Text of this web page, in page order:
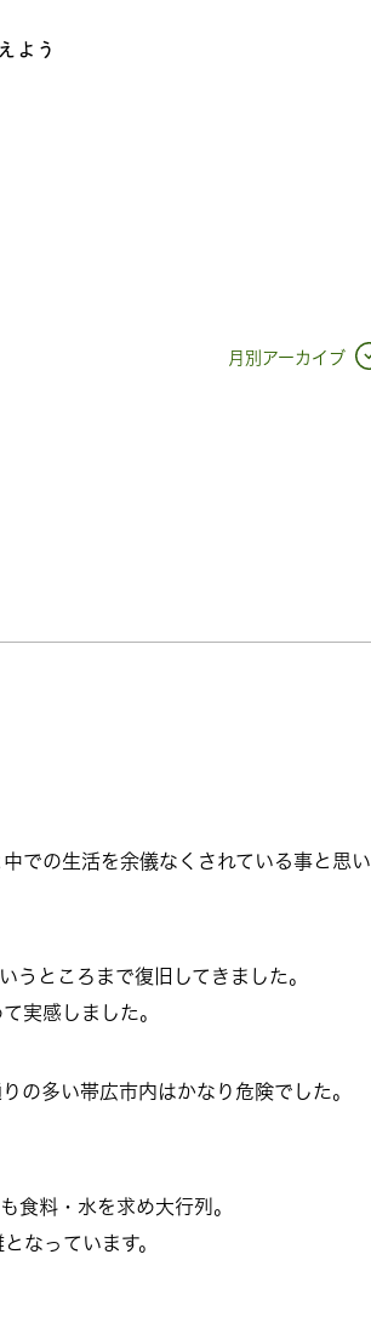
よう
月別アーカイブ
での生活を余儀なくされている事と思い
うところまで復旧してきました。
実感しました。
の多い帯広市内はかなり危険でした。
食料・水を求め大行列。
なっています。